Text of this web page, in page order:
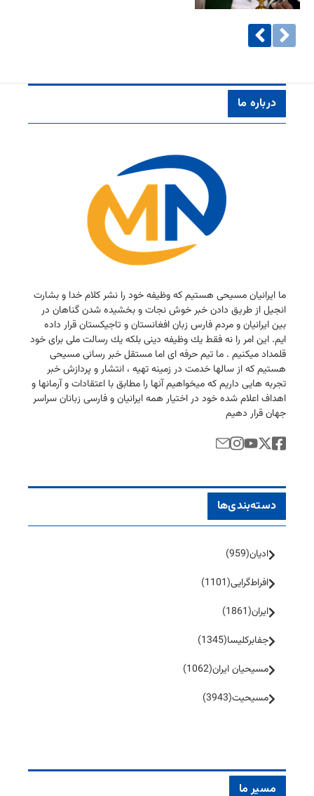
درباره ما
ما ایرانیان مسیحی هستیم كه وظیفه خود را نشر كلام خدا و بشارت
انجیل از طریق دادن خبر خوش نجات و بخشیده شدن گناهان در
بین ایرانیان و مردم فارس زبان افغانستان و تاجیكستان قرار داده
ایم. این امر را نه فقط یك وظیفه دینی بلكه یك رسالت ملی برای خود
قلمداد میكنیم . ما تیم حرفه ای اما مستقل خبر رسانی مسیحی
هستیم كه از سالها خدمت در زمینه تهیه ، انتشار و پردازش خبر
تجربه هایی داریم كه میخواهیم آنها را مطابق با اعتقادات و آرمانها و
اهداف اعلام شده خود در اختیار همه ایرانیان و فارسی زبانان سراسر
جهان قرار دهیم
دسته‌بندی‌ها
ادیان(959)
افراط‌گرایی(1101)
ایران(1861)
جفا‌بر‌کلیسا(1345)
مسیحیان ایران(1062)
مسیحیت(3943)
مسیر ما